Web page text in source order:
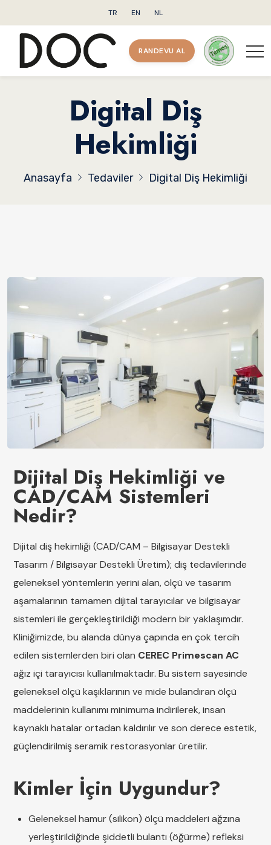
TR EN NL
RANDEVU AL
Digital Diş
Hekimliği
Anasayfa Tedaviler Digital Diş Hekimliği
Dijital Diş Hekimliği ve
CAD/CAM Sistemleri
Nedir?
Dijital diş hekimliği (CAD/CAM – Bilgisayar Destekli
Tasarım / Bilgisayar Destekli Üretim); diş tedavilerinde
geleneksel yöntemlerin yerini alan, ölçü ve tasarım
aşamalarının tamamen dijital tarayıcılar ve bilgisayar
sistemleri ile gerçekleştirildiği modern bir yaklaşımdır.
Kliniğimizde, bu alanda dünya çapında en çok tercih
edilen sistemlerden biri olan CEREC Primescan AC
ağız içi tarayıcısı kullanılmaktadır. Bu sistem sayesinde
geleneksel ölçü kaşıklarının ve mide bulandıran ölçü
maddelerinin kullanımı minimuma indirilerek, insan
kaynaklı hatalar ortadan kaldırılır ve son derece estetik,
güçlendirilmiş seramik restorasyonlar üretilir.
Kimler İçin Uygundur?
Geleneksel hamur (silikon) ölçü maddeleri ağzına
yerleştirildiğinde şiddetli bulantı (öğürme) refleksi